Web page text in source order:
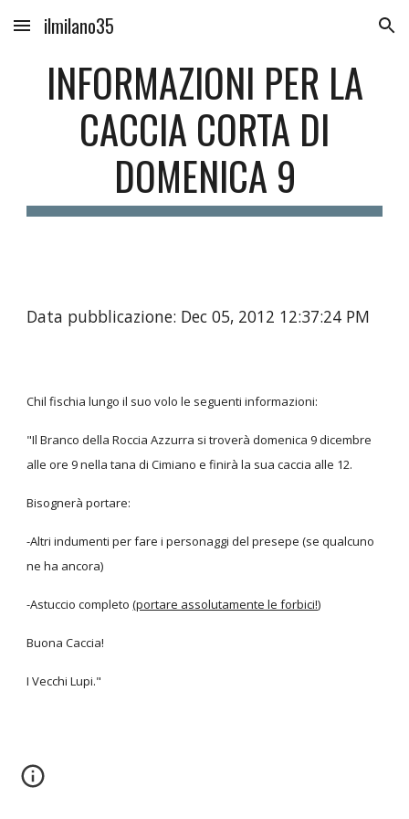
Skip to main content Skip to navigation
ilmilano35
INFORMAZIONI PER LA
CACCIA CORTA DI
DOMENICA 9
Data pubblicazione: Dec 05, 2012 12:37:24 PM
Chil fischia lungo il suo volo le seguenti informazioni:
"Il Branco della Roccia Azzurra si troverà domenica 9 dicembre
alle ore 9 nella tana di Cimiano e finirà la sua caccia alle 12.
Bisognerà portare:
-Altri indumenti per fare i personaggi del presepe (se qualcuno
ne ha ancora)
-Astuccio completo(portare assolutamente le forbici!)
Buona Caccia!
I Vecchi Lupi."